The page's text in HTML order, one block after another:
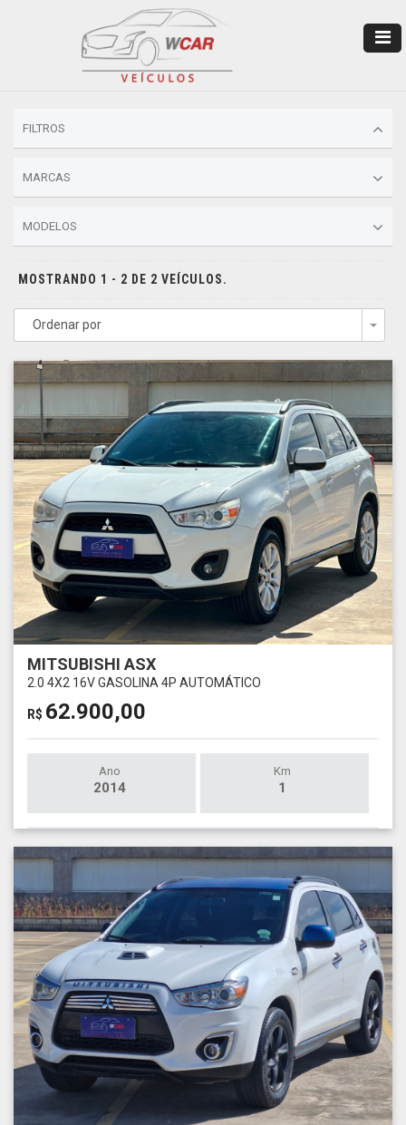
FILTROS
MARCAS
MODELOS
MOSTRANDO 1 - 2 DE 2 VEÍCULOS.
Ordenar por
MITSUBISHI ASX
2.0 4X2 16V GASOLINA 4P AUTOMÁTICO
R$ 62.900,00
Ano
2014
Km
1